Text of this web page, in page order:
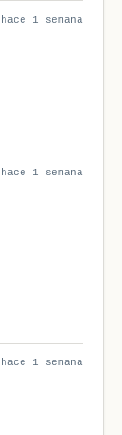
hace 1 semana
hace 1 semana
hace 1 semana